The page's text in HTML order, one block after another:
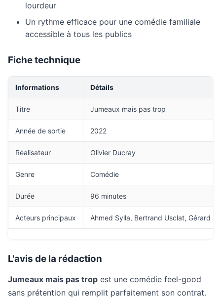
lourdeur
Un rythme efficace pour une comédie familiale
accessible à tous les publics
Fiche technique
Informations Détails
Titre Jumeaux mais pas trop
Année de sortie 2022
Réalisateur Olivier Ducray
Genre Comédie
Durée 96 minutes
Acteurs principaux Ahmed Sylla, Bertrand Usclat, Gérard
L'avis de la rédaction
Jumeaux mais pas trop est une comédie feel-good
sans prétention qui remplit parfaitement son contrat.